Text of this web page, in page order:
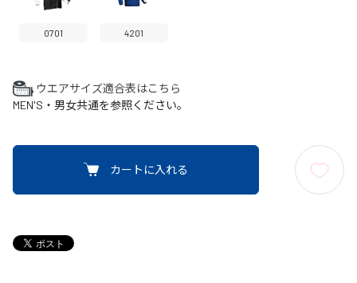
0701 4201
ウエアサイズ適合表はこちら
MEN'S・男女共通を参照ください。
カートに入れる